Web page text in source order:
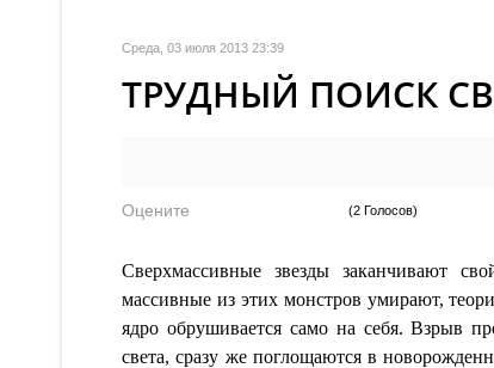
Среда, 03 июля 2013 23:39
ТРУДНЫЙ ПОИСК
Оцените (2 Голосов)
Сверхмассивные звезды заканчивают
массивные из этих монстров умирают,
ядро обрушивается само на себя. Взрыв
света, сразу же поглощаются в